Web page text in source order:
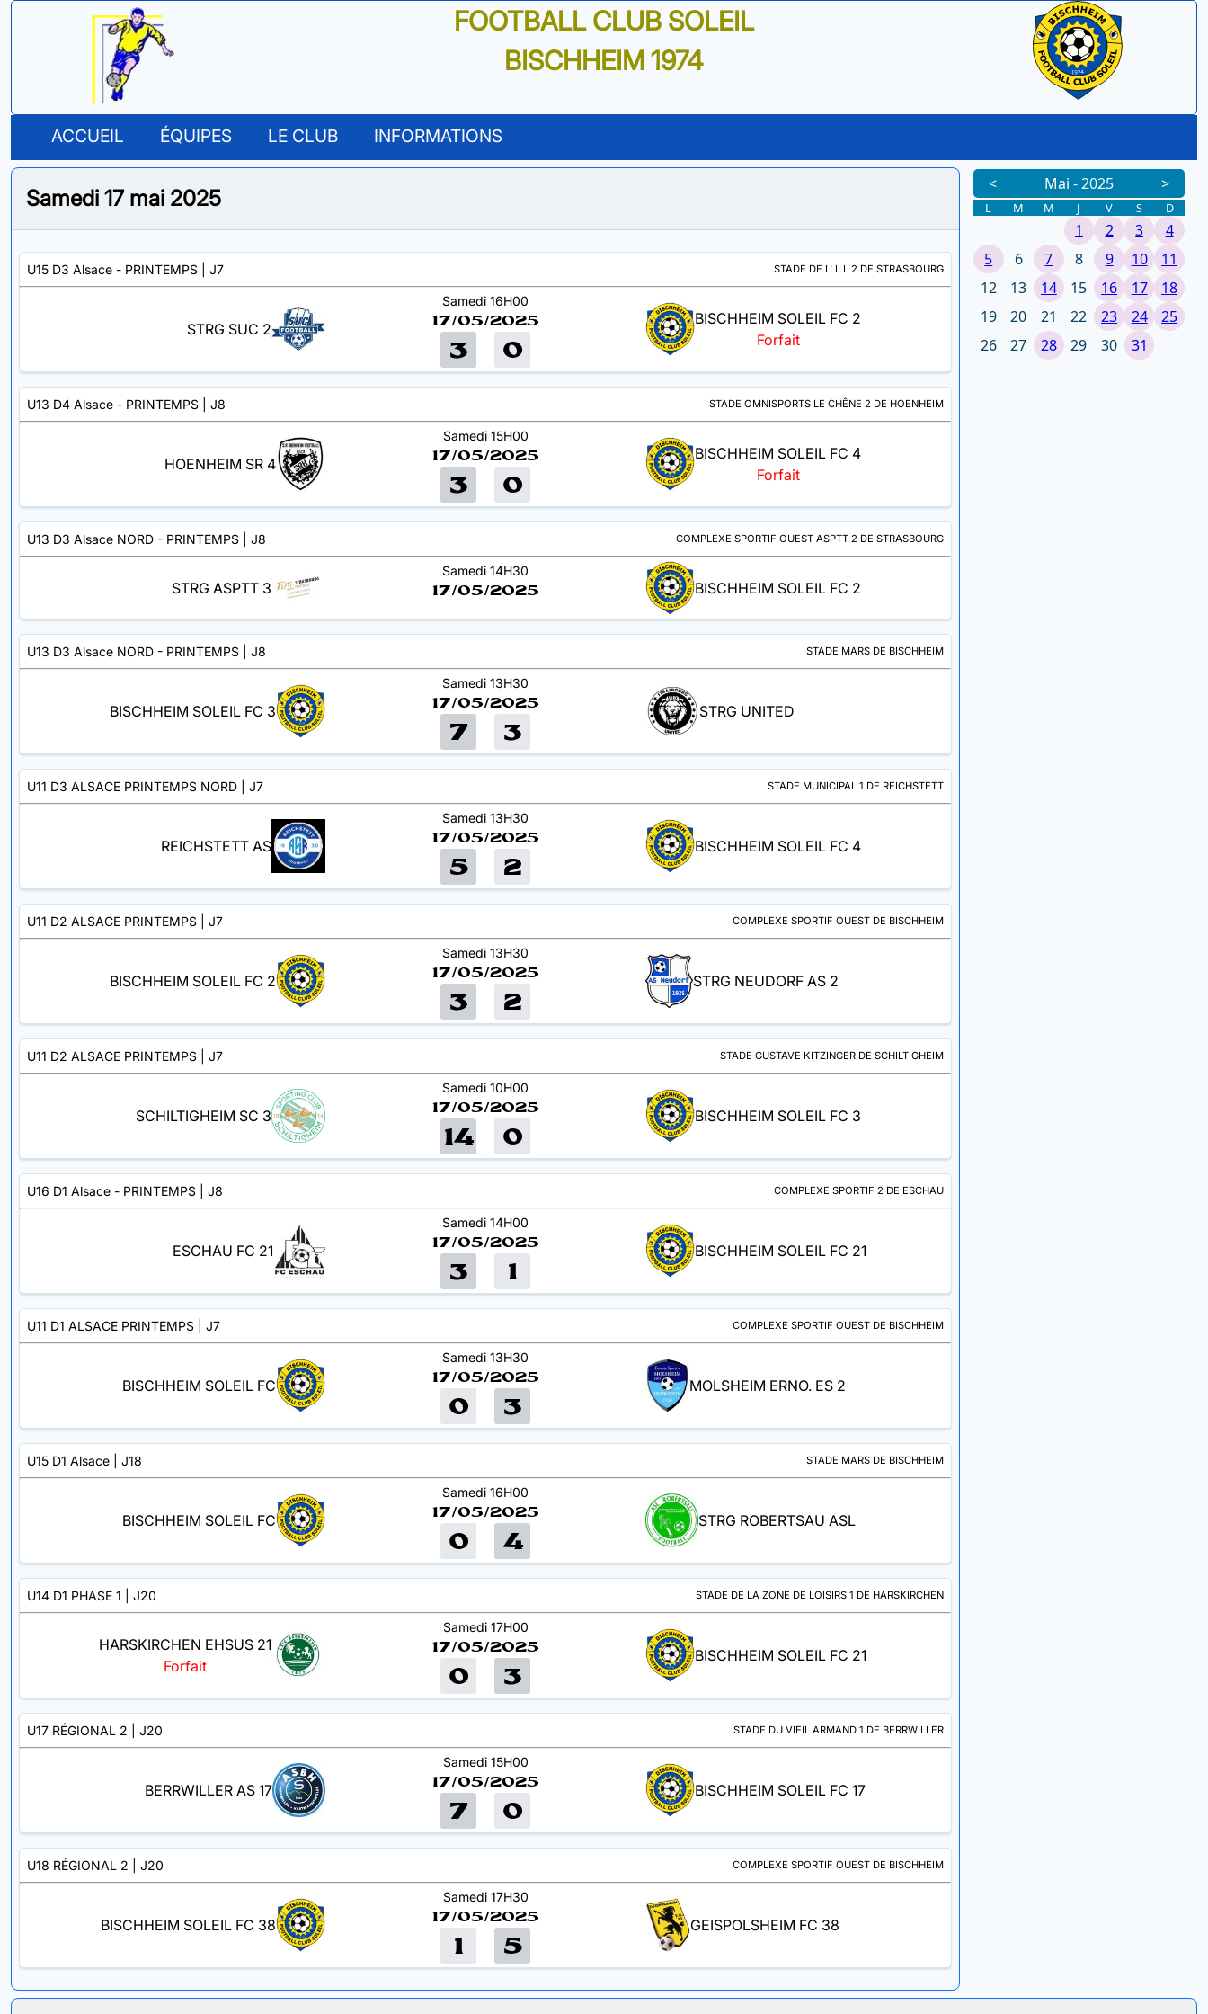
FOOTBALL CLUB SOLEIL
BISCHHEIM 1974
ACCUEIL ÉQUIPES LE CLUB INFORMATIONS
Samedi 17 mai 2025
U15 D3 Alsace - PRINTEMPS | J7 STADE DE L' ILL 2 DE STRASBOURG
STRG SUC 2
Samedi 16H00
17/05/2025
3 0
BISCHHEIM SOLEIL FC 2
Forfait
U13 D4 Alsace - PRINTEMPS | J8 STADE OMNISPORTS LE CHÊNE 2 DE HOENHEIM
HOENHEIM SR 4
Samedi 15H00
17/05/2025
3 0
BISCHHEIM SOLEIL FC 4
Forfait
U13 D3 Alsace NORD - PRINTEMPS | J8 COMPLEXE SPORTIF OUEST ASPTT 2 DE STRASBOURG
STRG ASPTT 3
Samedi 14H30
17/05/2025 BISCHHEIM SOLEIL FC 2
U13 D3 Alsace NORD - PRINTEMPS | J8 STADE MARS DE BISCHHEIM
BISCHHEIM SOLEIL FC 3
Samedi 13H30
17/05/2025
7 3
STRG UNITED
U11 D3 ALSACE PRINTEMPS NORD | J7 STADE MUNICIPAL 1 DE REICHSTETT
REICHSTETT AS
Samedi 13H30
17/05/2025
5 2
BISCHHEIM SOLEIL FC 4
U11 D2 ALSACE PRINTEMPS | J7 COMPLEXE SPORTIF OUEST DE BISCHHEIM
BISCHHEIM SOLEIL FC 2
Samedi 13H30
17/05/2025
3 2
STRG NEUDORF AS 2
U11 D2 ALSACE PRINTEMPS | J7 STADE GUSTAVE KITZINGER DE SCHILTIGHEIM
SCHILTIGHEIM SC 3
Samedi 10H00
17/05/2025
14 0
BISCHHEIM SOLEIL FC 3
U16 D1 Alsace - PRINTEMPS | J8 COMPLEXE SPORTIF 2 DE ESCHAU
ESCHAU FC 21
Samedi 14H00
17/05/2025
3 1
BISCHHEIM SOLEIL FC 21
U11 D1 ALSACE PRINTEMPS | J7 COMPLEXE SPORTIF OUEST DE BISCHHEIM
BISCHHEIM SOLEIL FC
Samedi 13H30
17/05/2025
0 3
MOLSHEIM ERNO. ES 2
U15 D1 Alsace | J18 STADE MARS DE BISCHHEIM
BISCHHEIM SOLEIL FC
Samedi 16H00
17/05/2025
0 4
STRG ROBERTSAU ASL
U14 D1 PHASE 1 | J20 STADE DE LA ZONE DE LOISIRS 1 DE HARSKIRCHEN
HARSKIRCHEN EHSUS 21
Forfait
Samedi 17H00
17/05/2025
0 3
BISCHHEIM SOLEIL FC 21
U17 RÉGIONAL 2 | J20 STADE DU VIEIL ARMAND 1 DE BERRWILLER
BERRWILLER AS 17
Samedi 15H00
17/05/2025
7 0
BISCHHEIM SOLEIL FC 17
U18 RÉGIONAL 2 | J20 COMPLEXE SPORTIF OUEST DE BISCHHEIM
BISCHHEIM SOLEIL FC 38
Samedi 17H30
17/05/2025
1 5
GEISPOLSHEIM FC 38